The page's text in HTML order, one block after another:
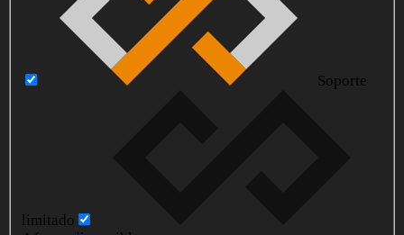
Soporte
limitado